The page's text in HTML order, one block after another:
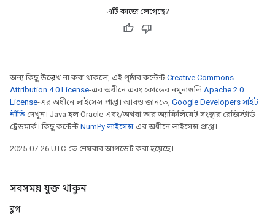
এটি কাজে লেগেছে?
অন্য কিছু উল্লেখ না করা থাকলে, এই পৃষ্ঠার কন্টেন্ট Creative Commons
Attribution 4.0 License-এর অধীনে এবং কোডের নমুনাগুলিApache 2.0
License-এর অধীনে লাইসেন্স প্রাপ্ত। আরও জানতে, Google Developers সাইট
নীতি দেখুন। Java হল Oracle এবং/অথবা তার অ্যাফিলিয়েট সংস্থার রেজিস্টার্ড
ট্রেডমার্ক। কিছু কন্টেন্ট NumPy লাইসেন্স-এর অধীনে লাইসেন্স প্রাপ্ত।
2025-07-26 UTC-তে শেষবার আপডেট করা হয়েছে।
সবসময় যুক্ত থাকুন
ব্লগ